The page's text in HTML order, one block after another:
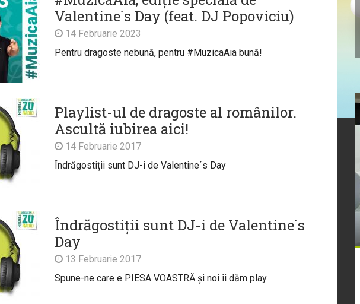
Valentine´s Day (feat. DJ Popoviciu)
14 Februarie 2023
Pentru dragoste nebună, pentru #MuzicaAia bună!
Playlist-ul de dragoste al românilor.
Ascultă iubirea aici!
14 Februarie 2017
Îndrăgostiții sunt DJ-i de Valentine´s Day
Îndrăgostiții sunt DJ-i de Valentine´s
Day
13 Februarie 2017
Spune-ne care e PIESA VOASTRĂ și noi îi dăm play